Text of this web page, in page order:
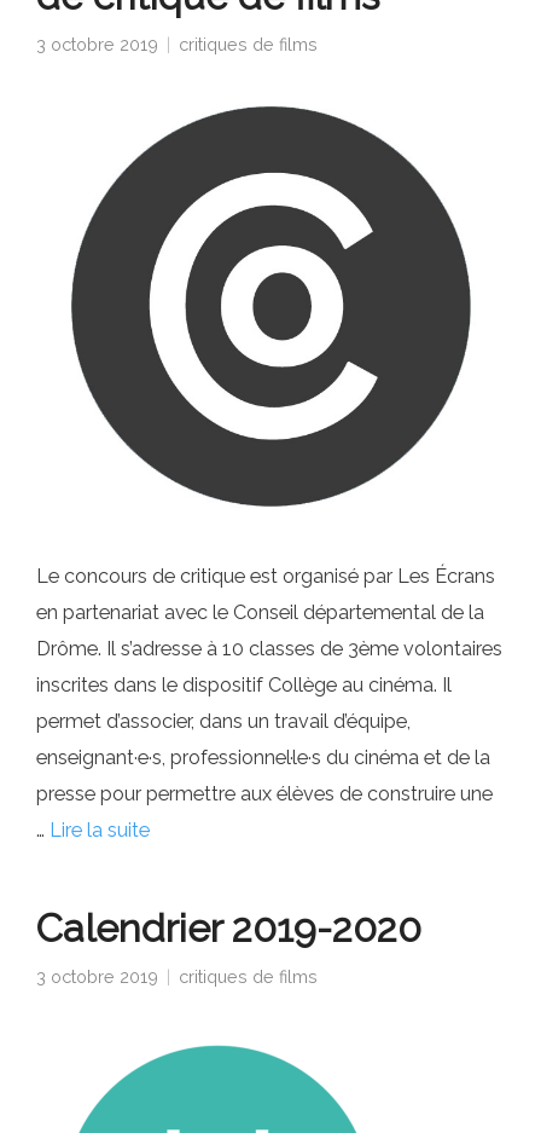
3 octobre 2019 critiques de films
Le concours de critique est organisé par Les Écrans
en partenariat avec le Conseil départemental de la
Drôme. Il s’adresse à 10 classes de 3ème volontaires
inscrites dans le dispositif Collège au cinéma. Il
permet d’associer, dans un travail d’équipe,
enseignant·e·s, professionnel·le·s du cinéma et de la
presse pour permettre aux élèves de construire une
… Lire la suite
Calendrier 2019-2020
3 octobre 2019 critiques de films